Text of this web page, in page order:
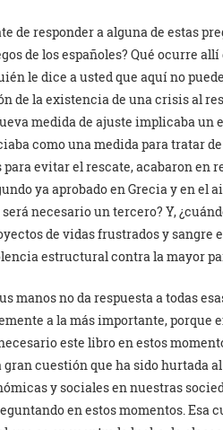
de responder a alguna de estas
de los españoles? Qué ocurre
le dice a usted que aquí no
de la existencia de una crisis al
medida de ajuste implicaba un
como una medida para tratar
evitar el rescate, acabaron en
ya aprobado en Grecia y en el
necesario un tercero? Y,
de vidas frustrados y sangre
estructural contra la mayor
manos no da respuesta a todas
a la más importante, porque
este libro en estos
gran cuestión que ha sido hurtada
y sociales en nuestras
en estos momentos. Esa